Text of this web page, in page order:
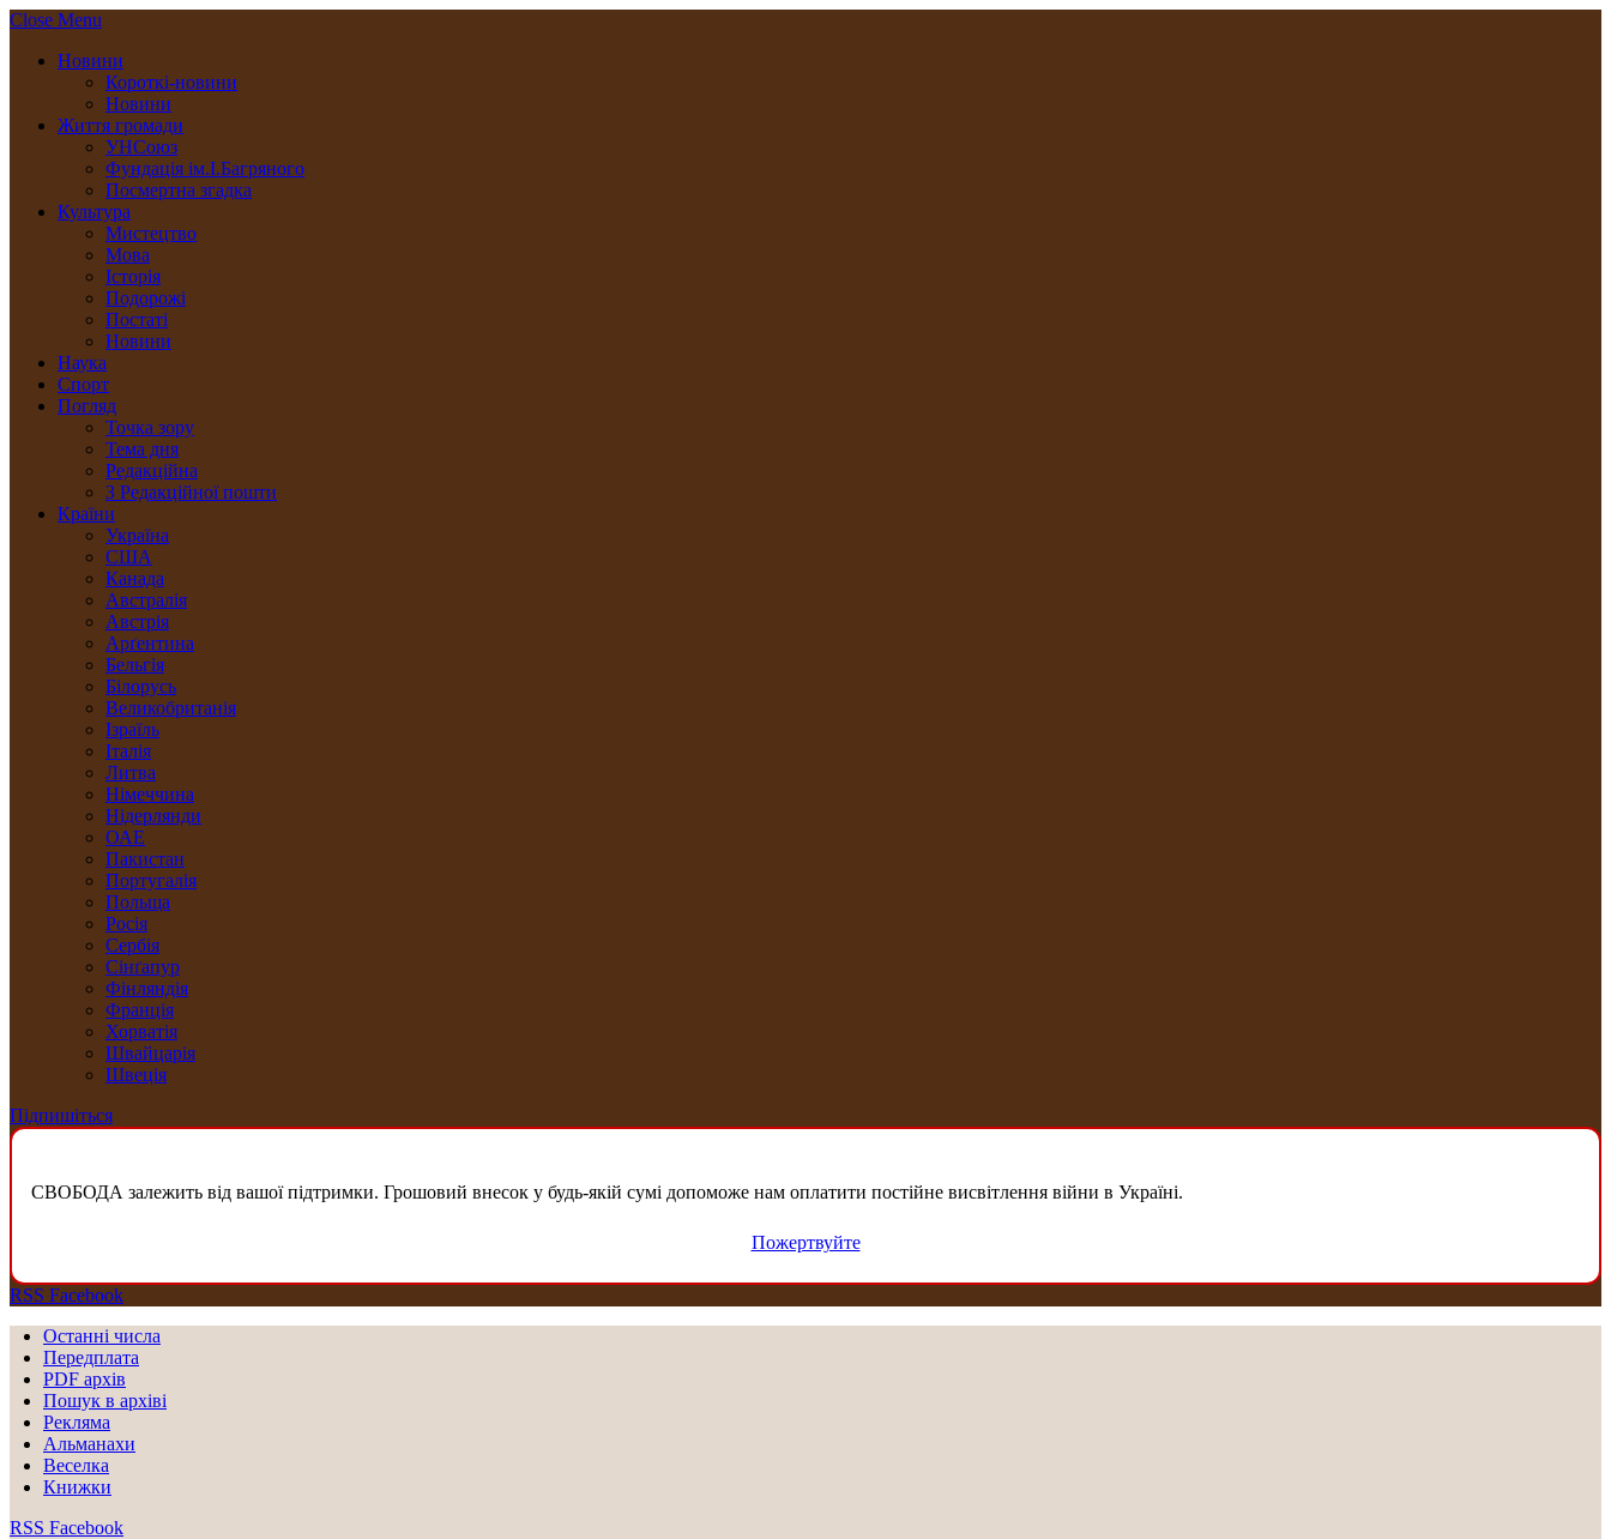
Close Menu
Новини
Короткі-новини
Новини
Життя громади
УНСоюз
Фундація ім.І.Багряного
Посмертна згадка
Культура
Мистецтво
Мова
Історія
Подорожі
Постаті
Новини
Наука
Спорт
Погляд
Точка зору
Тема дня
Редакційна
З Редакційної пошти
Країни
Україна
США
Канада
Австралія
Австрія
Арґентина
Бельгія
Білорусь
Великобританія
Ізраїль
Італія
Литва
Німеччина
Нідерлянди
ОАЕ
Пакистан
Португалія
Польща
Росія
Сербія
Сінґапур
Фінляндія
Франція
Хорватія
Швайцарія
Швеція
Підпишіться
СВОБОДА залежить від вашої підтримки. Грошовий внесок у будь-якій сумі допоможе нам оплатити постійне висвітлення війни в Україні.
Пожертвуйте
RSS Facebook
Останні числа
Передплата
PDF aрхів
Пошук в архіві
Рекляма
Альманахи
Веселка
Книжки
RSS Facebook